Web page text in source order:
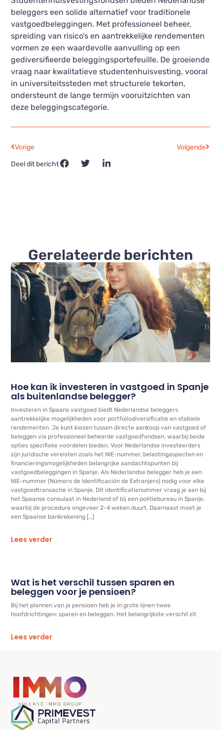
beleggers een solide alternatief voor traditionele
vastgoedbeleggingen. Met professioneel beheer,
spreiding van risico’s en aantrekkelijke rendementen
vormen ze een waardevolle aanvulling op een
gediversifieerde beleggingsportefeuille. De groeiende
vraag naar kwalitatieve studentenhuisvesting, vooral
in universiteitssteden met structurele tekorten,
ondersteunt de lange termijn vooruitzichten van
deze beleggingscategorie.
Vorige Volgende
Deel dit bericht
Gerelateerde berichten
Hoe kan ik investeren in vastgoed in Spanje
als buitenlandse belegger?
Investeren in Spaans vastgoed biedt Nederlandse beleggers
aantrekkelijke mogelijkheden voor portfoliodiversificatie en stabiele
rendementen. Je kunt kiezen tussen directe aankoop van vastgoed of
beleggen via professioneel beheerde vastgoedfondsen, waarbij beide
opties specifieke voordelen bieden. Voor Nederlandse investeerders
zijn juridische vereisten zoals het NIE-nummer, belastingaspecten en
financieringsmogelijkheden belangrijke aandachtspunten bij
vastgoedbeleggingen in Spanje. Als Nederlandse belegger heb je een
NIE-nummer (Número de Identificación de Extranjero) nodig voor elke
vastgoedtransactie in Spanje. Dit identificatienummer vraag je aan bij
het Spaanse consulaat in Nederland of bij een politiebureau in Spanje,
waarbij de procedure ongeveer 2-4 weken duurt. Daarnaast moet je
een Spaanse bankrekening […]
Lees verder
Wat is het verschil tussen sparen en
beleggen voor je pensioen?
Bij het plannen van je pensioen heb je in grote lijnen twee
hoofdrichtingen: sparen en beleggen. Het belangrijkste verschil zit
Lees verder